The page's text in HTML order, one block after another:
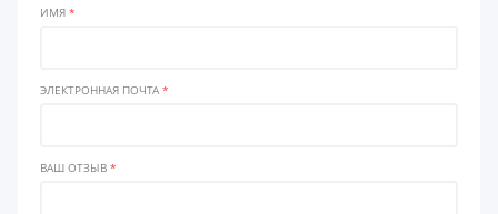
ИМЯ *
ЭЛЕКТРОННАЯ ПОЧТА *
ВАШ ОТЗЫВ *